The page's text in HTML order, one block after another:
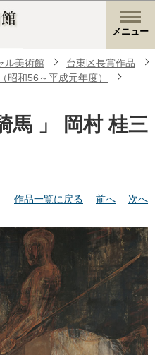
メニュー
ル美術館
台東区長賞作品
昭和56～平成元年度）
馬 」 岡村 桂三
作品一覧に戻る
前へ 次へ